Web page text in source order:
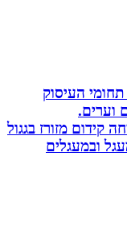
העיסוק
מזורז בגגול